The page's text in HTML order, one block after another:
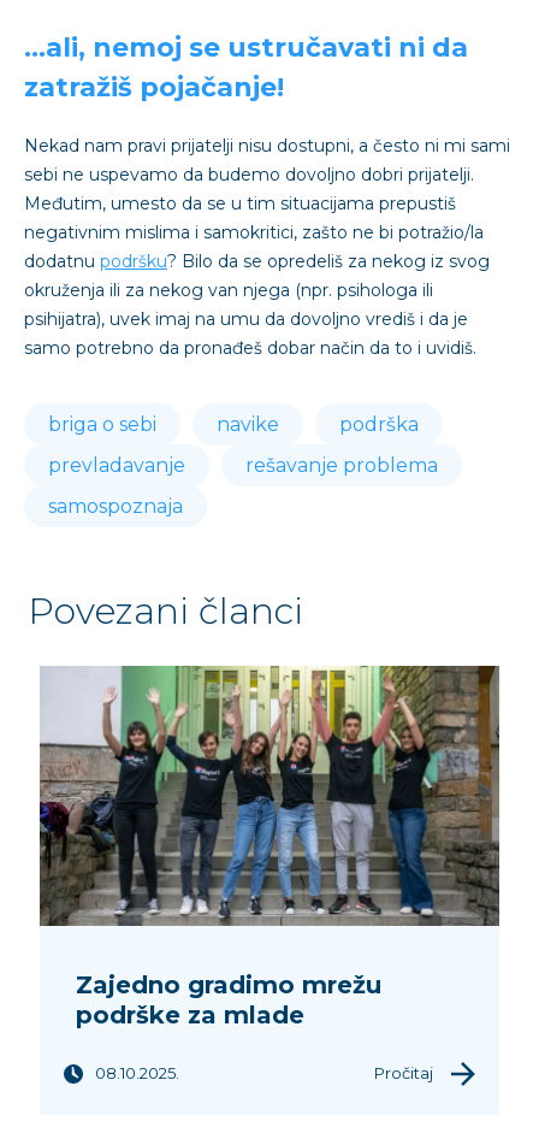
…ali, nemoj se ustručavati ni da
zatražiš pojačanje!
Nekad nam pravi prijatelji nisu dostupni, a često ni mi sami
sebi ne uspevamo da budemo dovoljno dobri prijatelji.
Međutim, umesto da se u tim situacijama prepustiš
negativnim mislima i samokritici, zašto ne bi potražio/la
dodatnu podršku? Bilo da se opredeliš za nekog iz svog
okruženja ili za nekog van njega (npr. psihologa ili
psihijatra), uvek imaj na umu da dovoljno vrediš i da je
samo potrebno da pronađeš dobar način da to i uvidiš.
briga o sebi navike
podrška
prevladavanje
rešavanje problema
samospoznaja
Povezani članci
Zajedno gradimo mrežu
podrške za mlade
08.10.2025. Pročitaj